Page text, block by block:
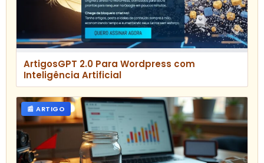
ArtigosGPT 2.0 Para Wordpress com
Inteligência Artificial
📰 ARTIGO